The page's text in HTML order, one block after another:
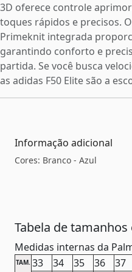
3D oferece controle
toques rápidos e precisos.
Primeknit integrada
garantindo conforto e
partida. Se você busca
as adidas F50 Elite são a
Informação adicional
Cores: Branco - Azul
Tabela de tamanhos
Medidas internas da
TAM. 33 34 35 36 37